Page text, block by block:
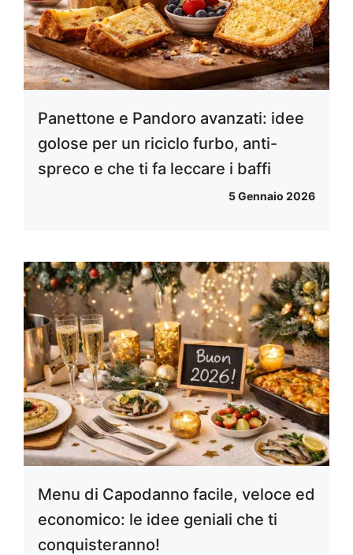
Panettone e Pandoro avanzati: idee
golose per un riciclo furbo, anti-
spreco e che ti fa leccare i baffi
5 Gennaio 2026
Menu di Capodanno facile, veloce ed
economico: le idee geniali che ti
conquisteranno!